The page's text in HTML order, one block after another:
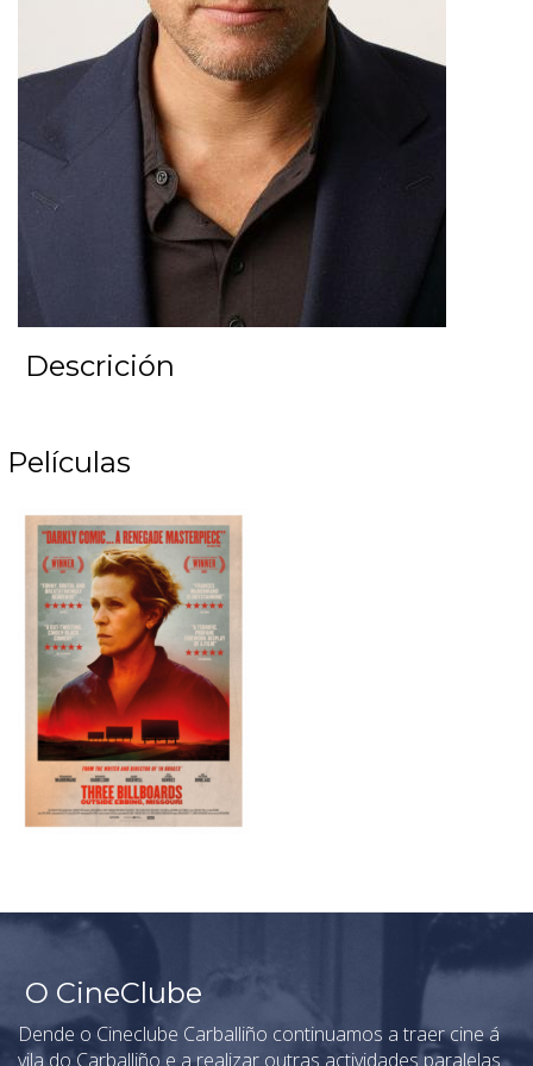
Descrición
Películas
O CineClube
Dende o Cineclube Carballiño continuamos a traer cine á
vila do Carballiño e a realizar outras actividades paralelas.